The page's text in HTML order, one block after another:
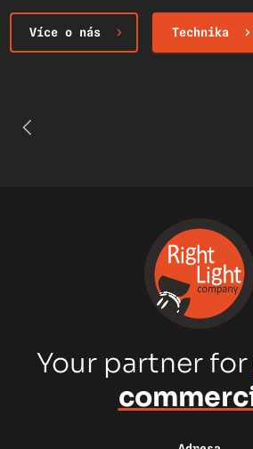
Více o nás Technika
Your partner for